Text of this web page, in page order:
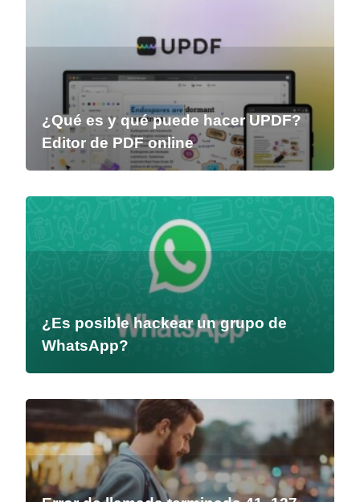
¿Qué es y qué puede hacer UPDF?
Editor de PDF online
¿Es posible hackear un grupo de
WhatsApp?